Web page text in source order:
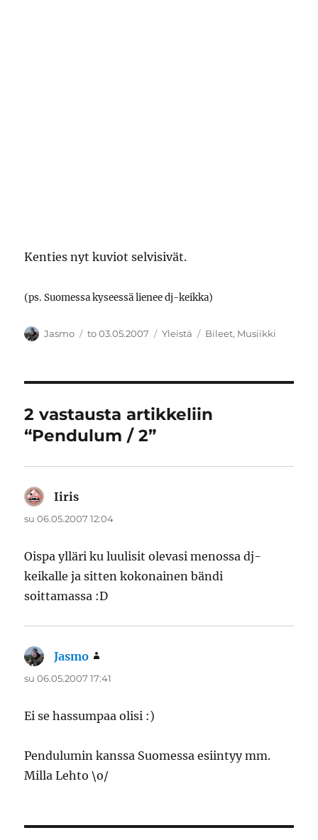
Kenties nyt kuviot selvisivät.
(ps. Suomessa kyseessä lienee dj-keikka)
Kirjoittaja
Jasmo Julkaistu
to 03.05.2007 Kategoriat
Yleistä Avainsanat
Bileet, Musiikki
2 vastausta artikkeliin
“Pendulum / 2”
Iiris
su 06.05.2007 12:04
Oispa ylläri ku luulisit olevasi menossa dj-
keikalle ja sitten kokonainen bändi
soittamassa :D
Jasmo
su 06.05.2007 17:41
Ei se hassumpaa olisi :)
Pendulumin kanssa Suomessa esiintyy mm.
Milla Lehto \o/